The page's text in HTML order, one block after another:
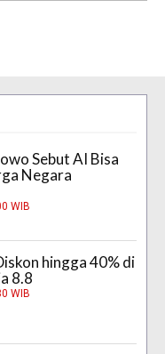
Sebut AI Bisa
Negara
WIB
hingga 40% di
8.8
WIB